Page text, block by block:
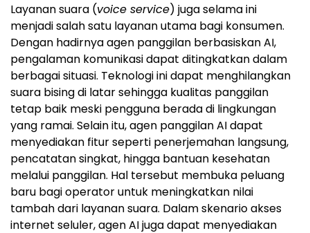
Layanan suara (voice service) juga selama ini
menjadi salah satu layanan utama bagi konsumen.
Dengan hadirnya agen panggilan berbasiskan AI,
pengalaman komunikasi dapat ditingkatkan dalam
berbagai situasi. Teknologi ini dapat menghilangkan
suara bising di latar sehingga kualitas panggilan
tetap baik meski pengguna berada di lingkungan
yang ramai. Selain itu, agen panggilan AI dapat
menyediakan fitur seperti penerjemahan langsung,
pencatatan singkat, hingga bantuan kesehatan
melalui panggilan. Hal tersebut membuka peluang
baru bagi operator untuk meningkatkan nilai
tambah dari layanan suara. Dalam skenario akses
internet seluler, agen AI juga dapat menyediakan